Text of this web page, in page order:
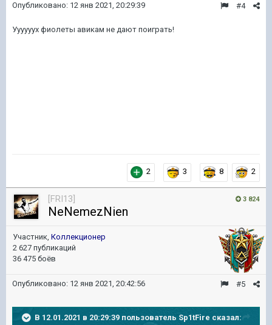
#4
Опубликовано: 12 янв 2021, 20:29:39
Уууууух фиолеты авикам не дают поиграть!
2 3 8 2
3 824
[FRI13]
NeNemezNien
Участник, Коллекционер
2 627 публикаций
36 475 боёв
#5
Опубликовано: 12 янв 2021, 20:42:56
В 12.01.2021 в 20:29:39 пользователь Sp1tFire сказал: